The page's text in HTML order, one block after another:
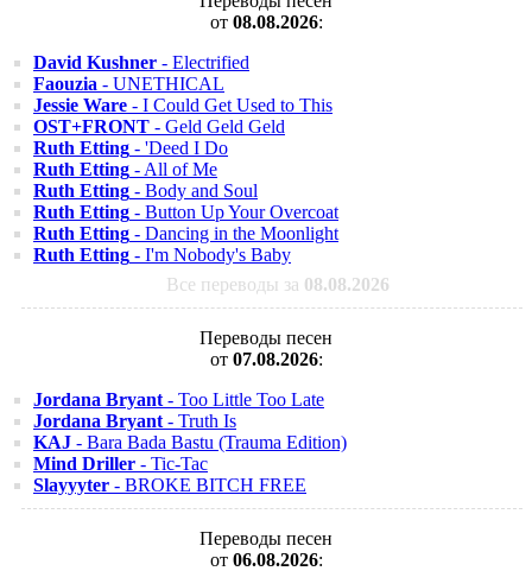
от 08.08.2026:
David Kushner - Electrified
Faouzia - UNETHICAL
Jessie Ware - I Could Get Used to This
OST+FRONT - Geld Geld Geld
Ruth Etting - 'Deed I Do
Ruth Etting - All of Me
Ruth Etting - Body and Soul
Ruth Etting - Button Up Your Overcoat
Ruth Etting - Dancing in the Moonlight
Ruth Etting - I'm Nobody's Baby
Все переводы за 08.08.2026
Переводы песен
от 07.08.2026:
Jordana Bryant - Too Little Too Late
Jordana Bryant - Truth Is
KAJ - Bara Bada Bastu (Trauma Edition)
Mind Driller - Tic-Tac
Slayyyter - BROKE BITCH FREE
Переводы песен
от 06.08.2026: